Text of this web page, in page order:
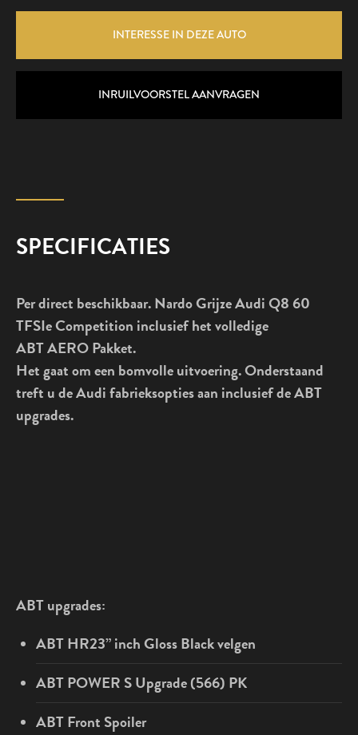
INTERESSE IN DEZE AUTO
INRUILVOORSTEL AANVRAGEN
SPECIFICATIES
Per direct beschikbaar. Nardo Grijze Audi Q8 60
TFSIe Competition inclusief het volledige
ABT AERO Pakket.
Het gaat om een bomvolle uitvoering. Onderstaand
treft u de Audi fabrieksopties aan inclusief de ABT
upgrades.
ABT upgrades:
ABT HR23” inch Gloss Black velgen
ABT POWER S Upgrade (566) PK
ABT Front Spoiler